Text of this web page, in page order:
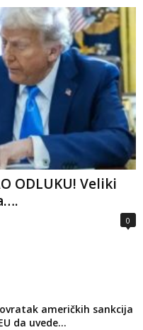
ODLUKU! Veliki
0
američkih sankcija
da uvede...